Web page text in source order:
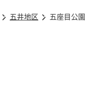
五井地区 五座目公園